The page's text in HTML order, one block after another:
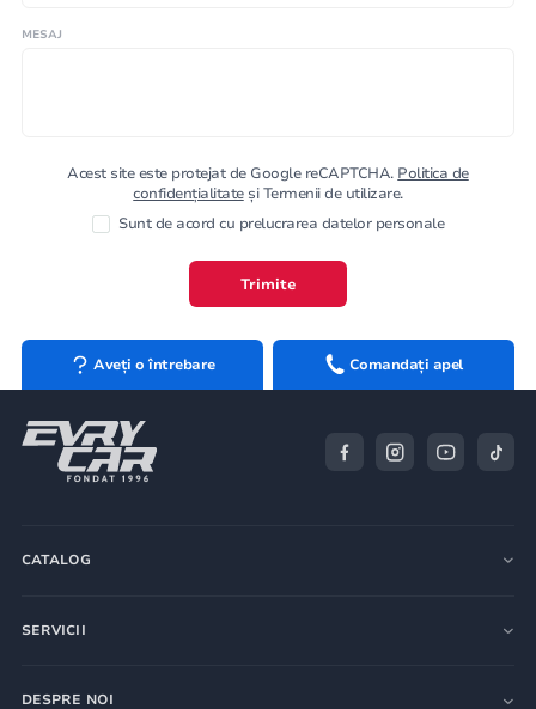
MESAJ
Acest site este protejat de Google reCAPTCHA. Politica de
confidențialitateși Termenii de utilizare.
Sunt de acord cu prelucrarea datelor personale
Trimite
Aveți o întrebare Comandați apel
CATALOG
SERVICII
DESPRE NOI